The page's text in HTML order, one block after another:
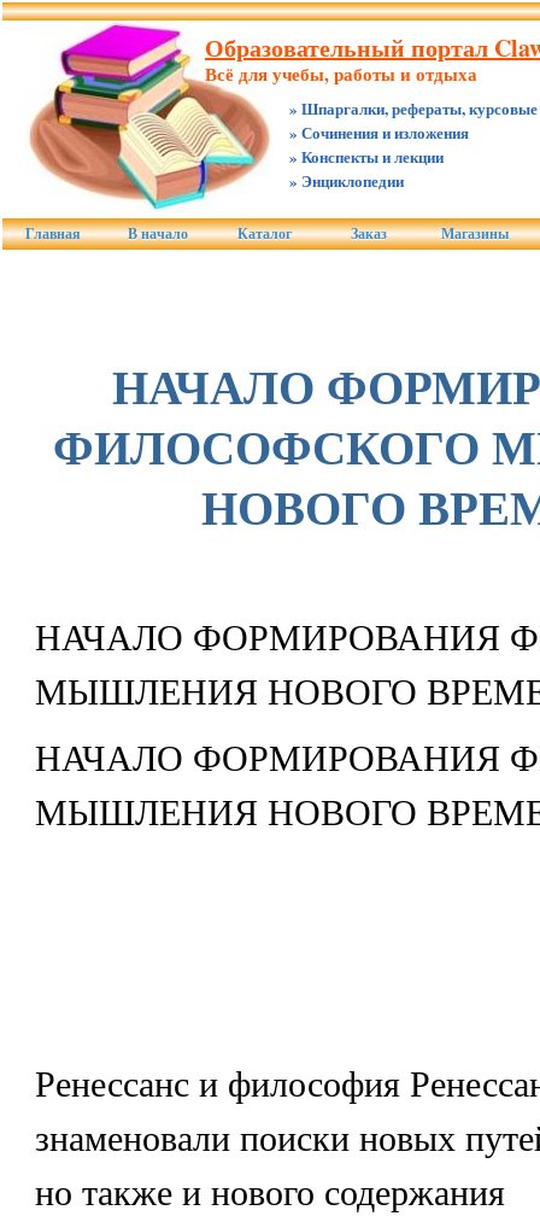
Образовательный портал
Всё для учебы, работы и отдыха
» Шпаргалки, рефераты, курсовые
» Сочинения и изложения
» Конспекты и лекции
» Энциклопедии
Главная В начало Каталог Заказ Магазины
НАЧАЛО
ФИЛОСОФСКОГО
НОВОГО
НАЧАЛО ФОРМИРОВАНИЯ
МЫШЛЕНИЯ НОВОГО
НАЧАЛО ФОРМИРОВАНИЯ
МЫШЛЕНИЯ НОВОГО
Ренессанс и философия
знаменовали поиски новых
но также и нового содержания